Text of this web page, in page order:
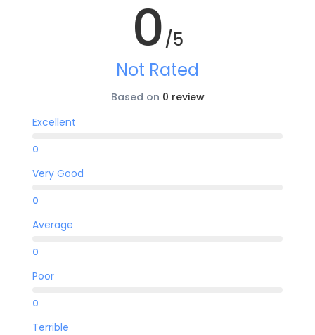
0/5
Not Rated
Based on 0 review
Excellent
0
Very Good
0
Average
0
Poor
0
Terrible